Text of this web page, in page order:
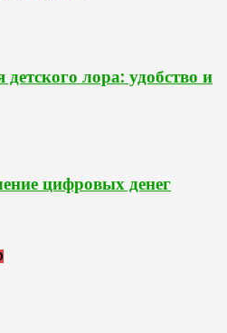
лора: удобство и
цифровых денег